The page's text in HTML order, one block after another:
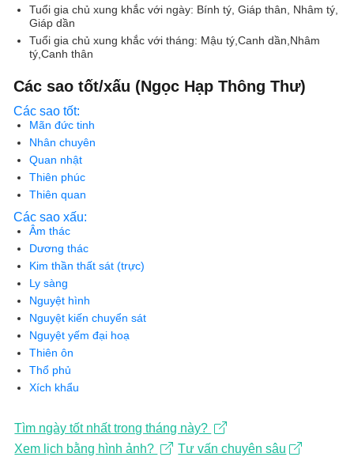
Tuổi gia chủ xung khắc với ngày: Bính tý, Giáp thân, Nhâm tý,
Giáp dần
Tuổi gia chủ xung khắc với tháng: Mậu tý,Canh dần,Nhâm
tý,Canh thân
Các sao tốt/xấu (Ngọc Hạp Thông Thư)
Các sao tốt:
Mãn đức tinh
Nhân chuyên
Quan nhật
Thiên phúc
Thiên quan
Các sao xấu:
Âm thác
Dương thác
Kim thần thất sát (trực)
Ly sàng
Nguyệt hình
Nguyệt kiến chuyển sát
Nguyệt yếm đại hoạ
Thiên ôn
Thổ phủ
Xích khẩu
Tìm ngày tốt nhất trong tháng này?
Xem lịch bằng hình ảnh?
Tư vấn chuyên sâu